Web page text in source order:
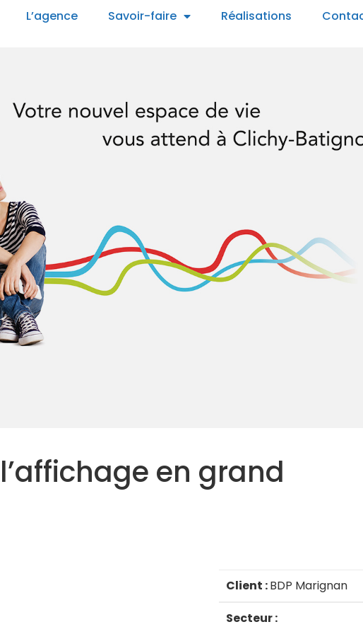
L’agence Savoir-faire Réalisations
en grand
Client :BDP Marignan
Secteur :